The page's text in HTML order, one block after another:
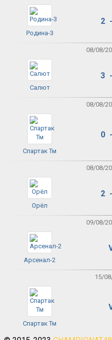
Родина-3
2
08/08/
Салют
3
08/08/
Спартак Тм
0
08/08/
Орёл
2
09/08/
Арсенал-2
15/
Спартак Тм